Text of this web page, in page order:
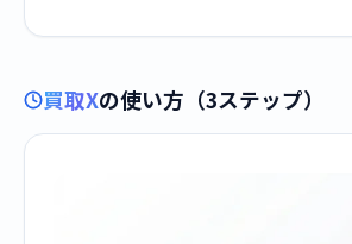
買取Xの使い方（3ステップ）